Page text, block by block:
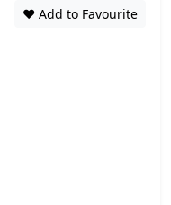
❤️ Add to Favourite